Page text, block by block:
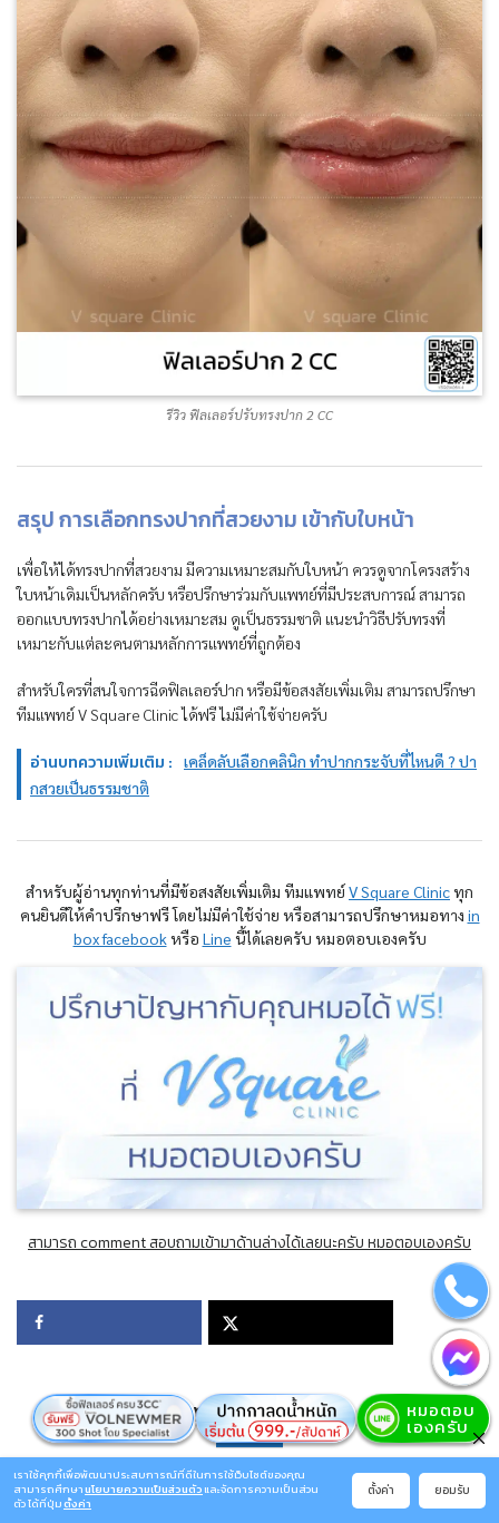
รีวิว ฟิลเลอร์ปรับทรงปาก 2 CC
สรุป การเลือกทรงปากที่สวยงาม เข้ากับใบหน้า
เพื่อให้ได้ทรงปากที่สวยงาม มีความเหมาะสมกับใบหน้า ควรดูจากโครงสร้าง
ใบหน้าเดิมเป็นหลักครับ หรือปรึกษาร่วมกับแพทย์ที่มีประสบการณ์ สามารถ
ออกแบบทรงปากได้อย่างเหมาะสม ดูเป็นธรรมชาติ แนะนำวิธีปรับทรงที่
เหมาะกับแต่ละคนตามหลักการแพทย์ที่ถูกต้อง
สำหรับใครที่สนใจการฉีดฟิลเลอร์ปาก หรือมีข้อสงสัยเพิ่มเติม สามารถปรึกษา
ทีมแพทย์ V Square Clinic ได้ฟรี ไม่มีค่าใช้จ่ายครับ
อ่านบทความเพิ่มเติม :
เคล็ดลับเลือกคลินิก ทำปากกระจับที่ไหนดี ? ปา
กสวยเป็นธรรมชาติ
สำหรับผู้อ่านทุกท่านที่มีข้อสงสัยเพิ่มเติม ทีมแพทย์V Square Clinicทุก
คนยินดีให้คำปรึกษาฟรี โดยไม่มีค่าใช้จ่าย หรือสามารถปรึกษาหมอทาง in
box facebookหรือ Line นี้ได้เลยครับ หมอตอบเองครับ
สามารถ comment สอบถามเข้ามาด้านล่างได้เลยนะครับ หมอตอบเองครับ
บทความแนะนำ
เราใช้คุกกี้เพื่อพัฒนาประสบการณ์ที่ดีในการใช้เว็บไซต์ของคุณ
สามารถศึกษานโยบายความเป็นส่วนตัว และจัดการความเป็นส่วน
ตัว ได้ที่ปุ่มตั้งค่า
ตั้งค่า ยอมรับ